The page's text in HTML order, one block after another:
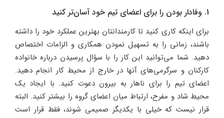
1. وفادار بودن را برای اعضای تیم خود آسان‌تر کنید
برای اینکه کاری کنید تا کارمندانتان بهترین عملکرد خود را داشته
باشند، زمانی را به تسهیل نمودن همکاری و الزامات اختصاص
دهید. شما می‌توانید این کار را با سؤال پرسیدن درباره خانواده
کارکنان و سرگرمی‌های آنها در خارج از محیط کار انجام دهید.
اعضای تیم را برای ناهار به بیرون دعوت کنید. با ایجاد یک
محیط شاد و مفرح، ارتباط میان اعضای گروه را بیشتر کنید. البته
قرار نیست که خیلی با یکدیگر صمیمی شوند، فقط قرار است